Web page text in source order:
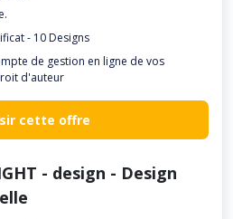
- 10 Designs
de gestion en ligne de vos
d'auteur
cette offre
- design - Design